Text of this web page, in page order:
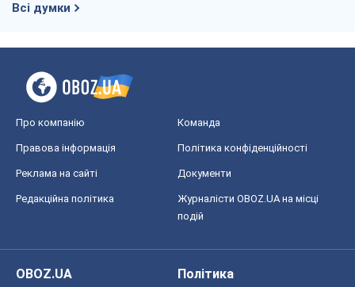
Всі думки
Про компанію Команда
Правова інформація Політика конфіденційності
Реклама на сайті Документи
Редакційна політика
Журналісти OBOZ.UA на місці
подій
OBOZ.UA
Політика